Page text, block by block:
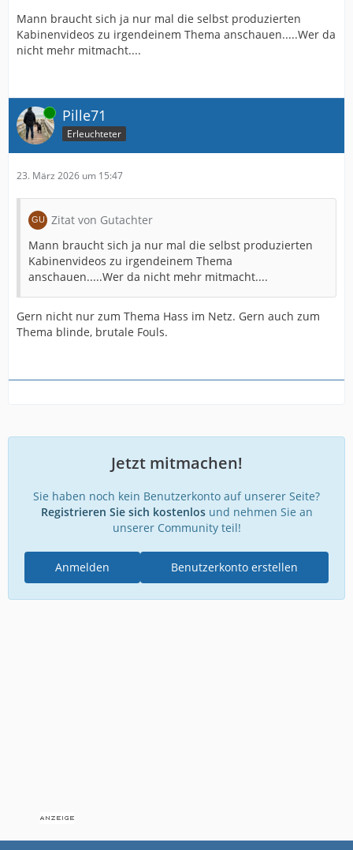
Mann braucht sich ja nur mal die selbst produzierten
Kabinenvideos zu irgendeinem Thema anschauen.....Wer da
nicht mehr mitmacht....
Online Pille71
Erleuchteter
23. März 2026 um 15:47
Zitat von Gutachter
Mann braucht sich ja nur mal die selbst produzierten
Kabinenvideos zu irgendeinem Thema
anschauen.....Wer da nicht mehr mitmacht....
Gern nicht nur zum Thema Hass im Netz. Gern auch zum
Thema blinde, brutale Fouls.
Jetzt mitmachen!
Sie haben noch kein Benutzerkonto auf unserer Seite?
Registrieren Sie sich kostenlosund nehmen Sie an
unserer Community teil!
Benutzerkonto erstellen
Anmelden